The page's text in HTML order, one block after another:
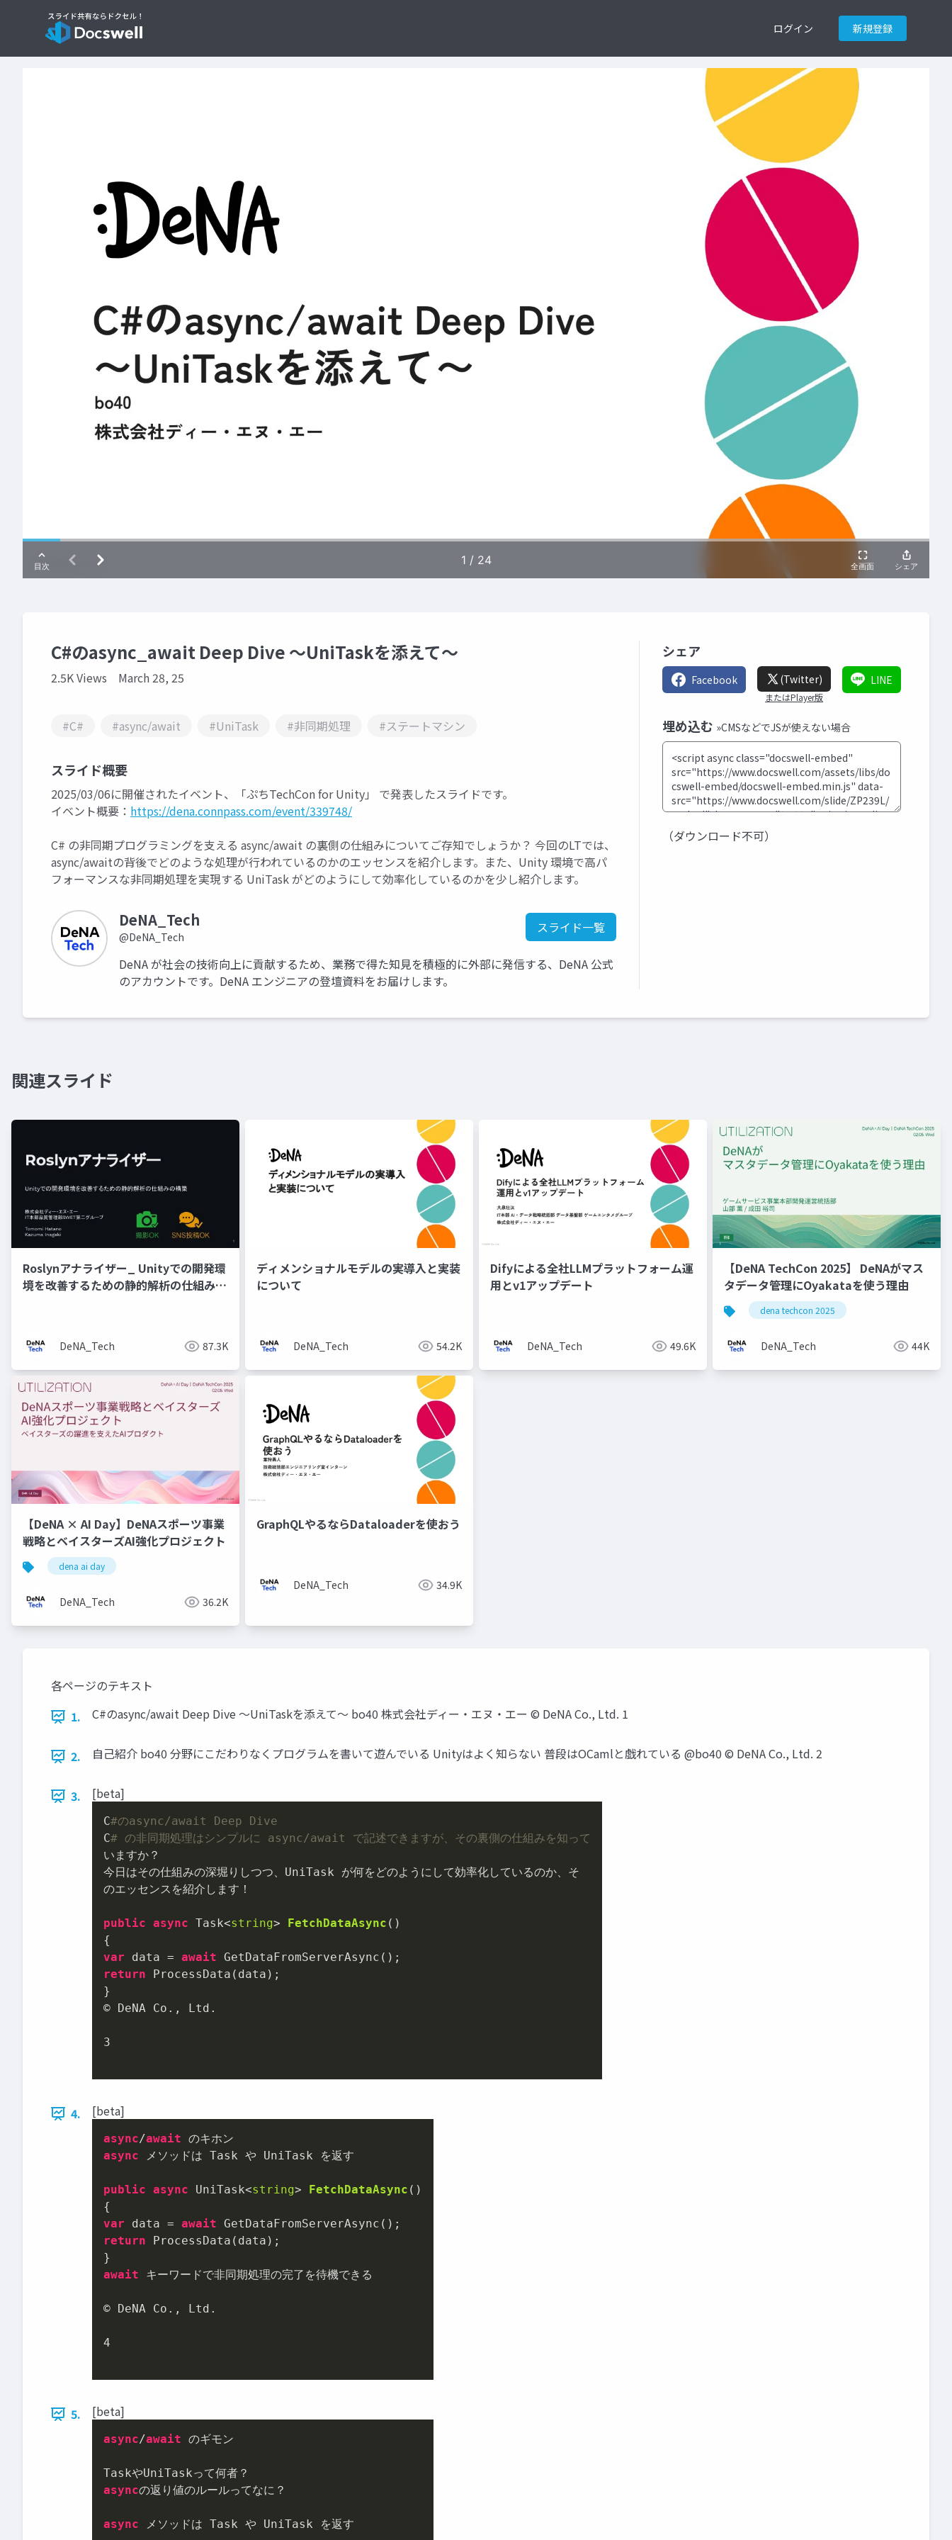
ログイン 新規登録
C#のasync_await Deep Dive 〜UniTaskを添えて〜
2.5K Views March 28, 25
#C# #async/await #UniTask #非同期処理 #ステートマシン
スライド概要
2025/03/06に開催されたイベント、「ぷちTechCon for Unity」 で発表したスライドです。
イベント概要： https://dena.connpass.com/event/339748/
C# の非同期プログラミングを支える async/await の裏側の仕組みについてご存知でしょうか？ 今回のLTでは、
async/awaitの背後でどのような処理が行われているのかのエッセンスを紹介します。また、Unity 環境で高パ
フォーマンスな非同期処理を実現する UniTask がどのようにして効率化しているのかを少し紹介します。
DeNA_Tech
@DeNA_Tech
スライド一覧
DeNA が社会の技術向上に貢献するため、業務で得た知見を積極的に外部に発信する、DeNA 公式
のアカウントです。DeNA エンジニアの登壇資料をお届けします。
シェア
Facebook (Twitter)
またはPlayer版
LINE
埋め込む »CMSなどでJSが使えない場合
（ダウンロード不可）
関連スライド
Roslynアナライザー_ Unityでの開発環
境を改善するための静的解析の仕組みの
DeNA_Tech 87.3K
ディメンショナルモデルの実導入と実装
について
DeNA_Tech 54.2K
Difyによる全社LLMプラットフォーム運
用とv1アップデート
DeNA_Tech 49.6K
【DeNA TechCon 2025】 DeNAがマス
タデータ管理にOyakataを使う理由
dena techcon 2025
DeNA_Tech 44K
【DeNA × AI Day】DeNAスポーツ事業
戦略とベイスターズAI強化プロジェクト
dena ai day
DeNA_Tech 36.2K
GraphQLやるならDataloaderを使おう
DeNA_Tech 34.9K
各ページのテキスト
1.
C#のasync/await Deep Dive 〜UniTaskを添えて〜 bo40 株式会社ディー・エヌ・エー © DeNA Co., Ltd. 1
2. 自己紹介 bo40 分野にこだわりなくプログラムを書いて遊んでいる Unityはよく知らない 普段はOCamlと戯れている @bo40 © DeNA Co., Ltd. 2
3. [beta]
C#のasync/await Deep Dive
C# の非同期処理はシンプルに async/await で記述できますが、その裏側の仕組みを知って
いますか？
今日はその仕組みの深堀りしつつ、UniTask が何をどのようにして効率化しているのか、そ
のエッセンスを紹介します！
public async Task<string> FetchDataAsync ()
var data = await
return ProcessData(data);
}
© DeNA Co., Ltd.
3
4. [beta]
async/await
async メソッドは Task や UniTask を返す
public async UniTask<string> FetchDataAsync ()
var data = await
return ProcessData(data);
await キーワードで非同期処理の完了を待機できる
© DeNA Co., Ltd.
4
5. [beta]
async/await のギモン
asyncの返り値のルールってなに？
async メソッドは Task や UniTask を返す